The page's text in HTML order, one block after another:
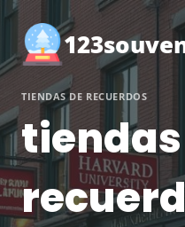
Saltar
contenido
TIENDAS DE RECUERDOS